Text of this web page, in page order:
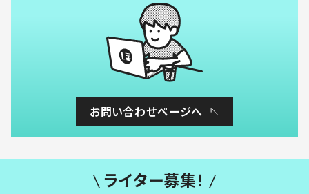
お問い合わせページへ
ライター募集！